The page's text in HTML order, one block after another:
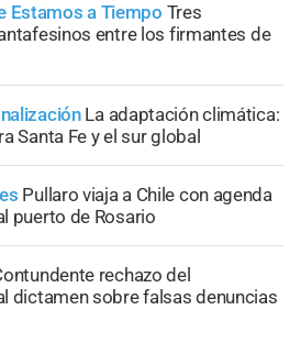
Estamos a Tiempo Tres
entre los firmantes de
La adaptación climática:
Santa Fe y el sur global
Pullaro viaja a Chile con agenda
puerto de Rosario
rechazo del
dictamen sobre falsas denuncias